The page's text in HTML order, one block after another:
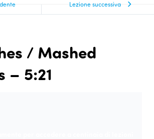
Lezione successiva
/ Mashed
– 5:21